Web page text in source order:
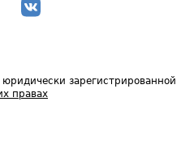
зарегистрированной
правах